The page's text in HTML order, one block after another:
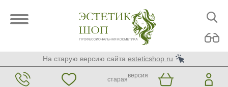
На старую версию сайта esteticshop.ru
старая
версия